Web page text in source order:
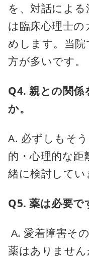
を、対話によ
は臨床心理士
めします。当
方が多いです。
Q4. 親との関
か。
A. 必ずしもそ
的・心理的な距
緒に検討してい
Q5. 薬は必要で
A. 愛着障害そ
薬はありませ